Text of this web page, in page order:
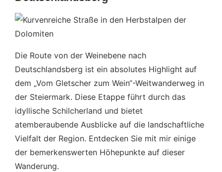
Die Route von der Weinebene nach
Deutschlandsberg ist ein absolutes Highlight auf
dem „Vom Gletscher zum Wein“-Weitwanderweg in
der Steiermark. Diese Etappe führt durch das
idyllische Schilcherland und bietet
atemberaubende Ausblicke auf die landschaftliche
Vielfalt der Region. Entdecken Sie mit mir einige
der bemerkenswerten Höhepunkte auf dieser
Wanderung.